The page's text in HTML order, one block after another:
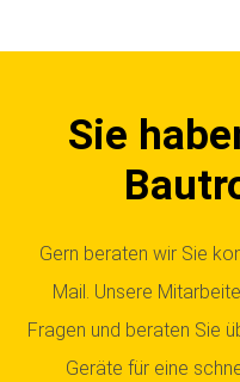
Sie
Gern beraten wir Sie
Mail. Unsere
Fragen und beraten Sie
Geräte für eine